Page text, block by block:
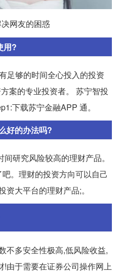
决网友的困惑
用?
足够的时间全心投入的投资
案的专业投资者。 苏宁智投
下载苏宁金融APP 通。
好的办法吗?
研究风险较高的理财产品。
。理财的投资方向可以自己
大平台的理财产品;。
不多安全性极高,低风险收益,
!由于需要在证券公司操作网上